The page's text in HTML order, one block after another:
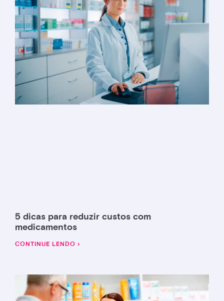
5 dicas para reduzir custos com
medicamentos
CONTINUE LENDO ›